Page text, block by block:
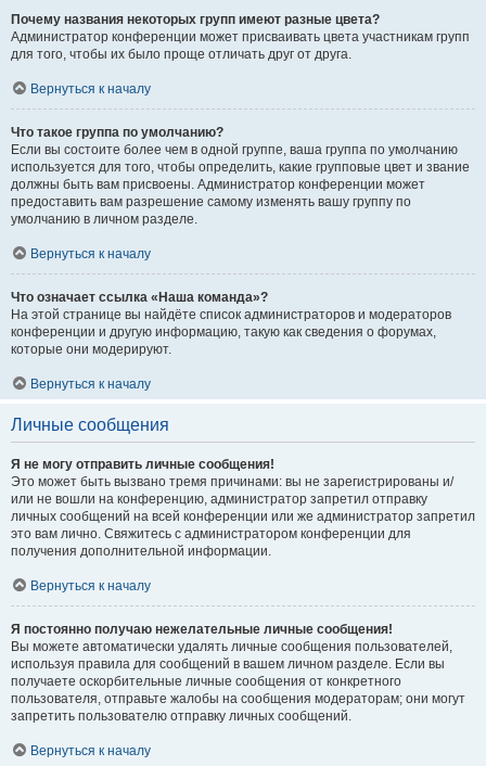
Почему названия некоторых групп имеют разные цвета?
Администратор конференции может присваивать цвета участникам групп
для того, чтобы их было проще отличать друг от друга.
Вернуться к началу
Что такое группа по умолчанию?
Если вы состоите более чем в одной группе, ваша группа по умолчанию
используется для того, чтобы определить, какие групповые цвет и звание
должны быть вам присвоены. Администратор конференции может
предоставить вам разрешение самому изменять вашу группу по
умолчанию в личном разделе.
Вернуться к началу
Что означает ссылка «Наша команда»?
На этой странице вы найдёте список администраторов и модераторов
конференции и другую информацию, такую как сведения о форумах,
которые они модерируют.
Вернуться к началу
Личные сообщения
Я не могу отправить личные сообщения!
Это может быть вызвано тремя причинами: вы не зарегистрированы и/
или не вошли на конференцию, администратор запретил отправку
личных сообщений на всей конференции или же администратор запретил
это вам лично. Свяжитесь с администратором конференции для
получения дополнительной информации.
Вернуться к началу
Я постоянно получаю нежелательные личные сообщения!
Вы можете автоматически удалять личные сообщения пользователей,
используя правила для сообщений в вашем личном разделе. Если вы
получаете оскорбительные личные сообщения от конкретного
пользователя, отправьте жалобы на сообщения модераторам; они могут
запретить пользователю отправку личных сообщений.
Вернуться к началу